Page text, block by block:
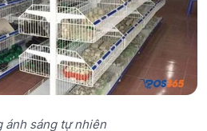
ánh sáng tự nhiên